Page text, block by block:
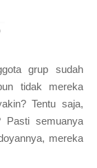
grup sudah
tidak mereka
Tentu saja,
Pasti semuanya
mereka